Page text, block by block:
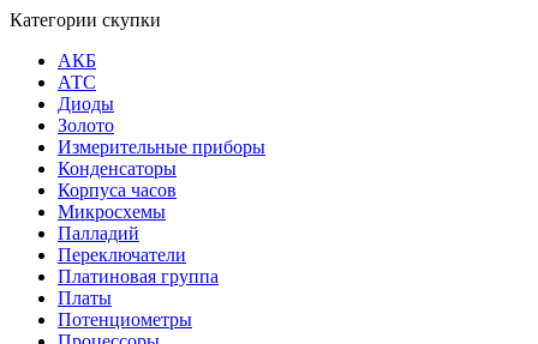
Категории скупки
АКБ
АТС
Диоды
Золото
Измерительные приборы
Конденсаторы
Корпуса часов
Микросхемы
Палладий
Переключатели
Платиновая группа
Платы
Потенциометры